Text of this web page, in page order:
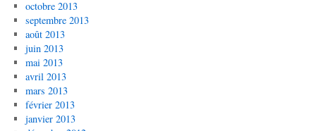
octobre 2013
septembre 2013
août 2013
juin 2013
mai 2013
avril 2013
mars 2013
février 2013
janvier 2013